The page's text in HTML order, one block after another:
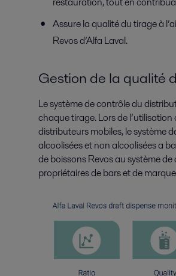
Assure la qualité du tirage à
Revos d’Alfa Laval.
Gestion de la qualité
Le système de contrôle du
chaque tirage. Lors de
distributeurs mobiles, le système
alcoolisées et non alcoolisées a
de boissons Revos au système
propriétaires de bars et de